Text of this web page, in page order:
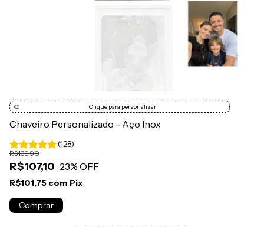
🎨 Clique para personalizar
Chaveiro Personalizado - Aço Inox
(128)
R$107,10
R$139,90
23% OFF
R$101,75 com Pix
Comprar